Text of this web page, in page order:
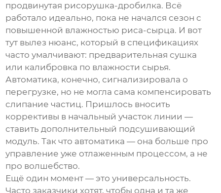
продвинутая рисорушка-дробилка. Всё
работало идеально, пока не начался сезон с
повышенной влажностью риса-сырца. И вот
тут вылез нюанс, который в спецификациях
часто умалчивают: предварительная сушка
или калибровка по влажности сырья.
Автоматика, конечно, сигнализировала о
перегрузке, но не могла сама компенсировать
слипание частиц. Пришлось вносить
коррективы в начальный участок линии —
ставить дополнительный подсушивающий
модуль. Так что автоматика — она больше про
управление уже отлаженным процессом, а не
про волшебство.
Ещё один момент — это универсальность.
Часто заказчики хотят, чтобы одна и та же